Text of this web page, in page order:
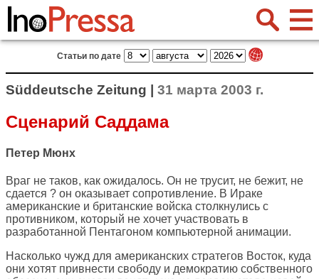
Статьи по дате
Süddeutsche Zeitung | 31 марта 2003 г.
Сценарий Саддама
Петер Мюнх
Враг не таков, как ожидалось. Он не трусит, не бежит, не
сдается ? он оказывает сопротивление. В Ираке
американские и британские войска столкнулись с
противником, который не хочет участвовать в
разработанной Пентагоном компьютерной анимации.
Насколько чужд для американских стратегов Восток, куда
они хотят привнести свободу и демократию собственного